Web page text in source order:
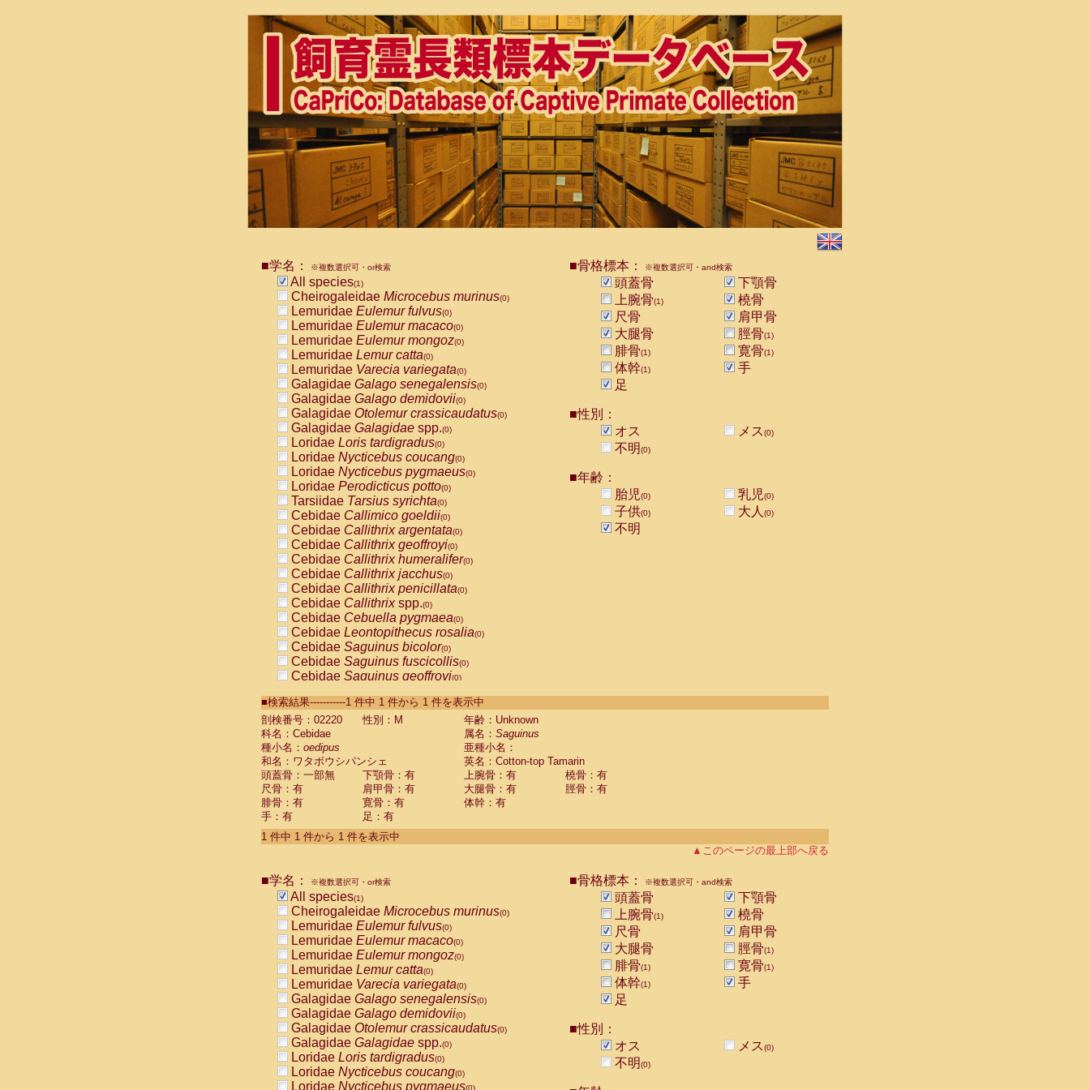
■学名： ※複数選択可・or検索
All species(1)
Cheirogaleidae Microcebus murinus(0)
Lemuridae Eulemur fulvus(0)
Lemuridae Eulemur macaco(0)
Lemuridae Eulemur mongoz(0)
Lemuridae Lemur catta(0)
Lemuridae Varecia variegata(0)
Galagidae Galago senegalensis(0)
Galagidae Galago demidovii(0)
Galagidae Otolemur crassicaudatus(0)
Galagidae Galagidae spp.(0)
Loridae Loris tardigradus(0)
Loridae Nycticebus coucang(0)
Loridae Nycticebus pygmaeus(0)
Loridae Perodicticus potto(0)
Tarsiidae Tarsius syrichta(0)
Cebidae Callimico goeldii(0)
Cebidae Callithrix argentata(0)
Cebidae Callithrix geoffroyi(0)
Cebidae Callithrix humeralifer(0)
Cebidae Callithrix jacchus(0)
Cebidae Callithrix penicillata(0)
Cebidae Callithrixspp.(0)
Cebidae Cebuella pygmaea(0)
Cebidae Leontopithecus rosalia(0)
Cebidae Saguinus bicolor(0)
Cebidae Saguinus fuscicollis(0)
Cebidae Saguinus geoffroyi(0)
CebidaeSaguinus labiatus(0)
Cebidae Saguinus leucopus (0)
Cebidae
Cebidae
CebidaeSaguinus nigricollis (0)
Cebidae Saguinus oedipus
Cebidae Saguinus weddelli
Cebidae Saguinusspp.
Cebidae Aotus trivirgatus
Cebidae Cebus albifrons
CebidaeCebus nigrivittatus
CebidaeCebus
CebidaeSaimiri boliviensis(0)
CebidaeSaimiri sciureus(0)
AtelidaeAlouatta caraya(0)
AtelidaeAlouatta fusca(0)
AtelidaeAlouatta seniculus
AtelidaeAlouattaspp.(0)
AtelidaeAteles belzebuth(0)
AtelidaeAteles geoffroyi(0)
AtelidaeAteles paniscus(0)
AtelidaeAtelesspp.(0)
Atelidae Lagothrix lagothricha
AtelidaeLagothrix lagothricha cana
PitheciidaeCacajao calvus rubicundus
■骨格標本： ※複数選択可・and検索
頭蓋骨
下顎骨
上腕骨(1)
橈骨
尺骨
肩甲骨
大腿骨
脛骨(1)
腓骨(1) 寛骨(1)
体幹(1)
手
足
■性別：
オス
メス(0)
不明(0)
■年齢：
胎児(0) 乳児(0)
子供(0) 大人 (0)
不明
■検索結果-----------1 件中 1 件から 1 件を表示中
剖検番号：02220
性別：M
年齢：Unknown
科名：Cebidae
属名： Saguinus
種小名： oedipus
亜種小名：
和名：ワタボウシパンシェ
英名：Cotton-top Tamarin
頭蓋骨：一部無
下顎骨：有 上腕骨：有
橈骨：有
尺骨：有
肩甲骨：有 大腿骨：有
脛骨：有
腓骨：有
寛骨：有
体幹：有
手：有
足：有
1 件中 1 件から 1 件を表示中
▲このページの最上部へ戻る
■学名： ※複数選択可・or検索
All species(1)
Cheirogaleidae Microcebus murinus(0)
Lemuridae Eulemur fulvus(0)
Lemuridae Eulemur macaco(0)
Lemuridae Eulemur mongoz(0)
Lemuridae Lemur catta(0)
Lemuridae Varecia variegata(0)
Galagidae Galago senegalensis(0)
Galagidae Galago demidovii(0)
Galagidae Otolemur crassicaudatus(0)
Galagidae Galagidae spp.(0)
Loridae Loris tardigradus(0)
Loridae Nycticebus coucang(0)
Loridae Nycticebus pygmaeus(0)
■骨格標本： ※複数選択可・and検索
頭蓋骨
下顎骨
上腕骨(1)
橈骨
尺骨
肩甲骨
大腿骨
脛骨(1)
腓骨(1) 寛骨(1)
体幹(1)
手
足
■性別：
オス
メス(0)
不明(0)